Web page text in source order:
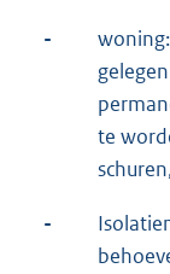
-
te
-